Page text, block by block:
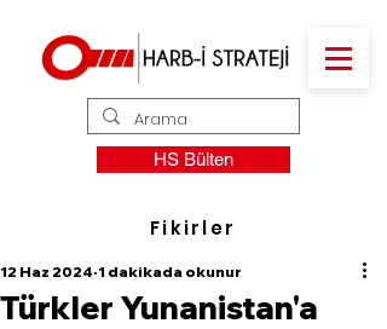
HS Bülten
Fikirler
Türkler Yunanistan'a
12 Haz 2024 1 dakikada okunur